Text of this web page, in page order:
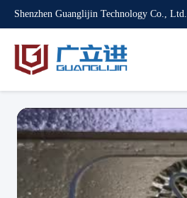
Shenzhen Guanglijin Technology Co., Ltd.